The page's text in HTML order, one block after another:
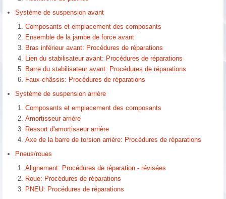
Système de suspension avant
Composants et emplacement des composants
Ensemble de la jambe de force avant
Bras inférieur avant: Procédures de réparations
Lien du stabilisateur avant: Procédures de réparations
Barre du stabilisateur avant: Procédures de réparations
Faux-châssis: Procédures de réparations
Système de suspension arrière
Composants et emplacement des composants
Amortisseur arrière
Ressort d'amortisseur arrière
Axe de la barre de torsion arrière: Procédures de réparations
Pneus/roues
Alignement: Procédures de réparation - révisées
Roue: Procédures de réparations
PNEU: Procédures de réparations